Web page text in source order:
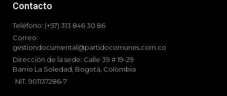
Contacto
Teléfono: (+57) 313 846 30 86
Correo:
gestiondocumental@partidocomunes.com.co
Dirección de la sede: Calle 39 # 19-29
Barrio La Soledad, Bogotá, Colombia
NIT. 901137286-7